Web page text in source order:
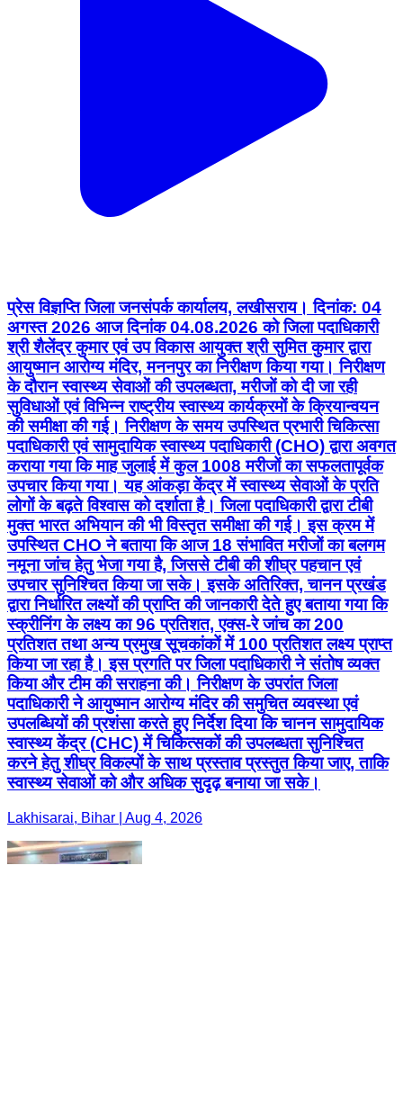
प्रेस विज्ञप्ति जिला जनसंपर्क कार्यालय, लखीसराय। दिनांक: 04
अगस्त 2026 आज दिनांक 04.08.2026 को जिला पदाधिकारी
श्री शैलेंद्र कुमार एवं उप विकास आयुक्त श्री सुमित कुमार द्वारा
आयुष्मान आरोग्य मंदिर, मननपुर का निरीक्षण किया गया। निरीक्षण
के दौरान स्वास्थ्य सेवाओं की उपलब्धता, मरीजों को दी जा रही
सुविधाओं एवं विभिन्न राष्ट्रीय स्वास्थ्य कार्यक्रमों के क्रियान्वयन
की समीक्षा की गई। निरीक्षण के समय उपस्थित प्रभारी चिकित्सा
पदाधिकारी एवं सामुदायिक स्वास्थ्य पदाधिकारी (CHO) द्वारा अवगत
कराया गया कि माह जुलाई में कुल 1008 मरीजों का सफलतापूर्वक
उपचार किया गया। यह आंकड़ा केंद्र में स्वास्थ्य सेवाओं के प्रति
लोगों के बढ़ते विश्वास को दर्शाता है। जिला पदाधिकारी द्वारा टीबी
मुक्त भारत अभियान की भी विस्तृत समीक्षा की गई। इस क्रम में
उपस्थित CHO ने बताया कि आज 18 संभावित मरीजों का बलगम
नमूना जांच हेतु भेजा गया है, जिससे टीबी की शीघ्र पहचान एवं
उपचार सुनिश्चित किया जा सके। इसके अतिरिक्त, चानन प्रखंड
द्वारा निर्धारित लक्ष्यों की प्राप्ति की जानकारी देते हुए बताया गया कि
स्क्रीनिंग के लक्ष्य का 96 प्रतिशत, एक्स-रे जांच का 200
प्रतिशत तथा अन्य प्रमुख सूचकांकों में 100 प्रतिशत लक्ष्य प्राप्त
किया जा रहा है। इस प्रगति पर जिला पदाधिकारी ने संतोष व्यक्त
किया और टीम की सराहना की। निरीक्षण के उपरांत जिला
पदाधिकारी ने आयुष्मान आरोग्य मंदिर की समुचित व्यवस्था एवं
उपलब्धियों की प्रशंसा करते हुए निर्देश दिया कि चानन सामुदायिक
स्वास्थ्य केंद्र (CHC) में चिकित्सकों की उपलब्धता सुनिश्चित
करने हेतु शीघ्र विकल्पों के साथ प्रस्ताव प्रस्तुत किया जाए, ताकि
स्वास्थ्य सेवाओं को और अधिक सुदृढ़ बनाया जा सके।
Lakhisarai, Bihar | Aug 4, 2026